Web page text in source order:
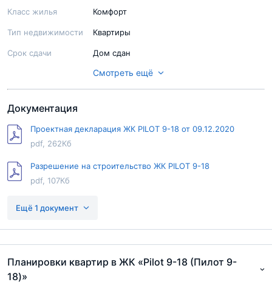
Класс жилья Комфорт
Тип недвижимости Квартиры
Срок сдачи Дом сдан
Строительство завершено
Территория
Благоустройство
территории
Детские площадки. Спортивные
Балкон/Лоджия Нет
Форма продажи
Ипотека Есть
Тип здания
Смотреть ещё
Документация
Проектная декларация ЖК PILOT 9-18 от 09.12.2020
pdf, 262Кб
Разрешение на строительство ЖК PILOT 9-18
pdf, 107Кб
Разрешение на ввод
Ещё 1 документ
Планировки квартир в ЖК «Pilot 9-18 (Пилот 9-
18)»